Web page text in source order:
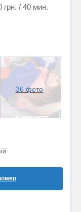
грн. / 40 мин.
36 фото